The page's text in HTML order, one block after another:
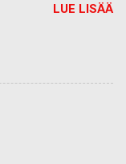
LUE LISÄÄ